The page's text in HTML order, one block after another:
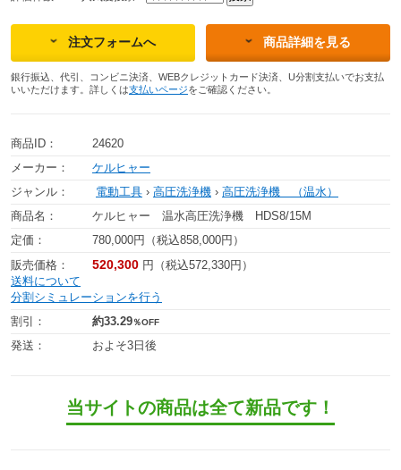
注文フォームへ 商品詳細を見る
銀行振込、代引、コンビニ決済、WEBクレジットカード決済、U分割支払いでお支払
いいただけます。詳しくは支払いページをご確認ください。
商品ID：
24620
メーカー：
ケルヒャー
ジャンル：
電動工具 › 高圧洗浄機 › 高圧洗浄機 （温水）
商品名：
ケルヒャー 温水高圧洗浄機 HDS8/15M
定価：
780,000円（税込858,000円）
販売価格：
520,300 円（税込572,330円）
送料について
分割シミュレーションを行う
割引：
約33.29％OFF
発送： およそ3日後
当サイトの商品は全て新品です！